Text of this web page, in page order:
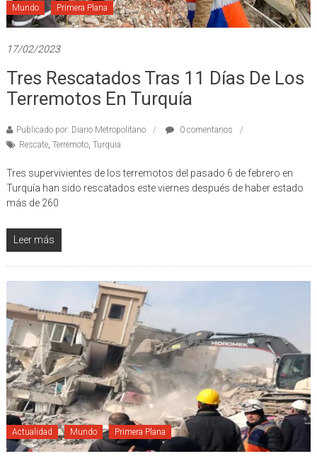
Mundo Primera Plana
17/02/2023
Tres Rescatados Tras 11 Días De Los
Terremotos En Turquía
Publicado por: Diario Metropolitano
0 comentarios
Rescate, Terremoto, Turquia
Tres supervivientes de los terremotos del pasado 6 de febrero en
Turquía han sido rescatados este viernes después de haber estado
más de 260
Leer más
Actualidad Mundo Primera Plana